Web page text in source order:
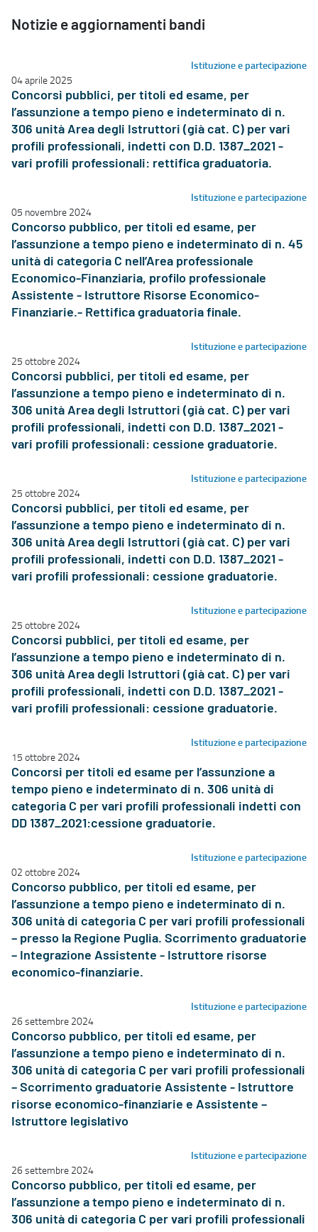
Notizie e aggiornamenti bandi
Istituzione e partecipazione
04 aprile 2025
Concorsi pubblici, per titoli ed esame, per
l’assunzione a tempo pieno e indeterminato di n.
306 unità Area degli Istruttori (già cat. C) per vari
profili professionali, indetti con D.D. 1387_2021 -
vari profili professionali: rettifica graduatoria.
Istituzione e partecipazione
05 novembre 2024
Concorso pubblico, per titoli ed esame, per
l’assunzione a tempo pieno e indeterminato di n. 45
unità di categoria C nell’Area professionale
Economico-Finanziaria, profilo professionale
Assistente - Istruttore Risorse Economico-
Finanziarie.- Rettifica graduatoria finale.
Istituzione e partecipazione
25 ottobre 2024
Concorsi pubblici, per titoli ed esame, per
l’assunzione a tempo pieno e indeterminato di n.
306 unità Area degli Istruttori (già cat. C) per vari
profili professionali, indetti con D.D. 1387_2021 -
vari profili professionali: cessione graduatorie.
Istituzione e partecipazione
25 ottobre 2024
Concorsi pubblici, per titoli ed esame, per
l’assunzione a tempo pieno e indeterminato di n.
306 unità Area degli Istruttori (già cat. C) per vari
profili professionali, indetti con D.D. 1387_2021 -
vari profili professionali: cessione graduatorie.
Istituzione e partecipazione
25 ottobre 2024
Concorsi pubblici, per titoli ed esame, per
l’assunzione a tempo pieno e indeterminato di n.
306 unità Area degli Istruttori (già cat. C) per vari
profili professionali, indetti con D.D. 1387_2021 -
vari profili professionali: cessione graduatorie.
Istituzione e partecipazione
15 ottobre 2024
Concorsi per titoli ed esame per l’assunzione a
tempo pieno e indeterminato di n. 306 unità di
categoria C per vari profili professionali indetti con
DD 1387_2021:cessione graduatorie.
Istituzione e partecipazione
02 ottobre 2024
Concorso pubblico, per titoli ed esame, per
l’assunzione a tempo pieno e indeterminato di n.
306 unità di categoria C per vari profili professionali
– presso la Regione Puglia. Scorrimento graduatorie
– Integrazione Assistente - Istruttore risorse
economico-finanziarie.
Istituzione e partecipazione
26 settembre 2024
Concorso pubblico, per titoli ed esame, per
l’assunzione a tempo pieno e indeterminato di n.
306 unità di categoria C per vari profili professionali
– Scorrimento graduatorie Assistente - Istruttore
risorse economico-finanziarie e Assistente –
Istruttore legislativo
Istituzione e partecipazione
26 settembre 2024
Concorso pubblico, per titoli ed esame, per
l’assunzione a tempo pieno e indeterminato di n.
306 unità di categoria C per vari profili professionali